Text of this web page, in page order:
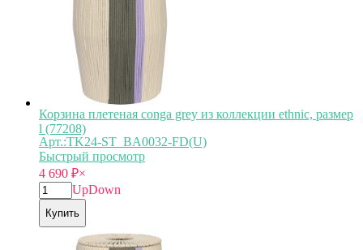
Корзина плетеная conga grey из коллекции ethnic, размер
l (77208)
Арт.:TK24-ST_BA0032-FD(U)
Быстрый просмотр
4 690 ₽×
UpDown
Купить